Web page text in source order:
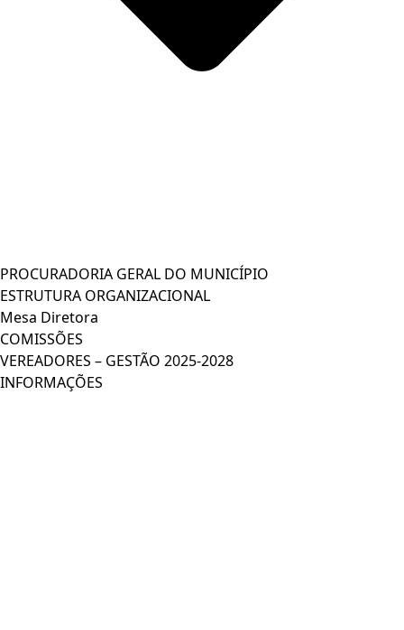
PROCURADORIA GERAL DO MUNICÍPIO
ESTRUTURA ORGANIZACIONAL
Mesa Diretora
COMISSÕES
VEREADORES – GESTÃO 2025-2028
INFORMAÇÕES